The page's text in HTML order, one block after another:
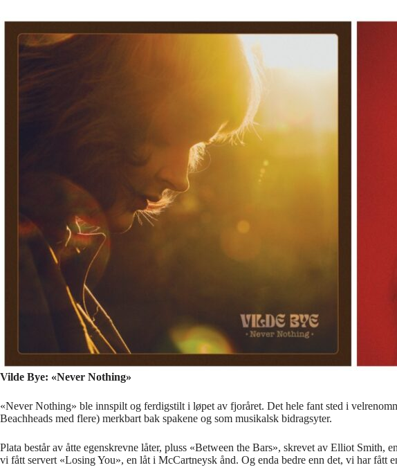
Vilde Bye: «Never Nothing»
«Never Nothing» ble innspilt og ferdigstilt i løpet av fjoråret. Det hele fant sted i
Beachheads med flere) merkbart bak spakene og som musikalsk bidragsyter.
Plata består av åtte egenskrevne låter, pluss «Between the Bars», skrevet av Elliot Smith,
vi fått servert «Losing You», en låt i McCartneysk ånd. Og enda bedre enn det, vi har